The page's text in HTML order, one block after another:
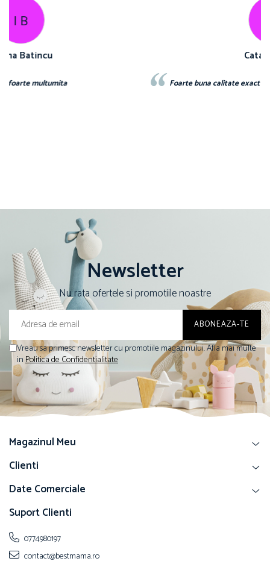
Foarte buna calitate exact ca inimagine recomand
Newsletter
Nu rata ofertele si promotiile noastre
Vreau sa primesc newsletter cu promotiile magazinului. Afla mai multe
inPolitica de Confidentialitate
Magazinul Meu
Clienti
Date Comerciale
Suport Clienti
0774980197
contact@bestmama.ro